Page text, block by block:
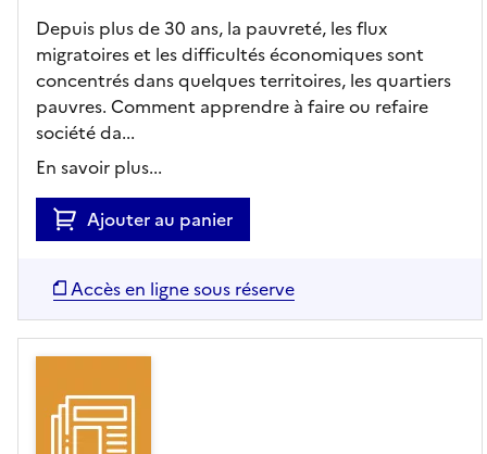
Depuis plus de 30 ans, la pauvreté, les flux
migratoires et les difficultés économiques sont
concentrés dans quelques territoires, les quartiers
pauvres. Comment apprendre à faire ou refaire
société da...
En savoir plus...
Ajouter au panier
Accès en ligne sous réserve